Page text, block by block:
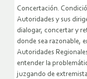
Concertación.
Autoridades y sus
dialogar, concertar y
donde sea razonable,
Autoridades
entender la
juzgando de